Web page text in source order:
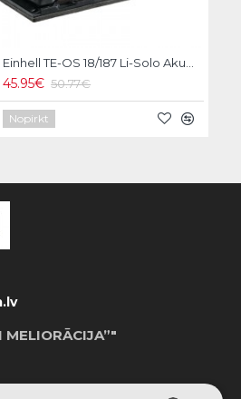
45.95€ 50.77€
Nopirkt
MELIORĀCIJA”"